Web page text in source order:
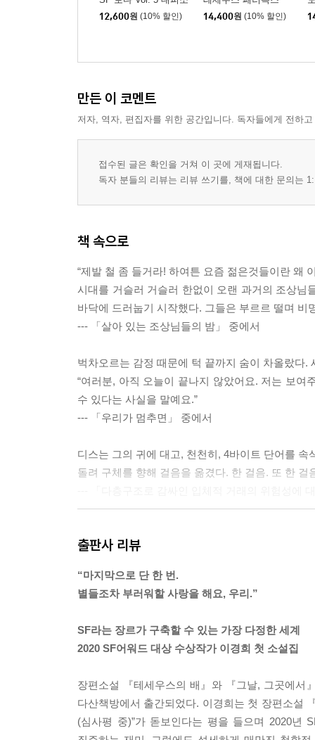
12,600원 (10% 할인) 14,400원 (10% 할인)
만든 이 코멘트
저자, 역자, 편집자를 위한 공간입니다. 독자들에게 전하
접수된 글은 확인을 거쳐 이 곳에 게재됩니다.
독자 분들의 리뷰는 리뷰 쓰기를, 책에 대한 문의는
책 속으로
“제발 철 좀 들거라! 하여튼 요즘 젊은것들이란 왜
시대를 거슬러 거슬러 한없이 오랜 과거의 조상님
바닥에 드러눕기 시작했다. 그들은 부르르 떨며 비
--- 「살아 있는 조상님들의 밤」 중에서
벅차오르는 감정 때문에 턱 끝까지 숨이 차올랐다
“여러분, 아직 오늘이 끝나지 않았어요. 저는 보
수 있다는 사실을 말예요.”
--- 「우리가 멈추면」 중에서
디스는 그의 귀에 대고, 천천히, 4바이트 단어를
돌려 구체를 향해 걸음을 옮겼다. 한 걸음. 또 한
므이가 되묻자, 제이는 조금 당황했다. 하고 싶은
“음…… 스스로가 스스로에게 내리는 명령?”
--- 「바벨의 도서관」 중에서
어쩔 수 없이 수진은 한나가 알려준 두 번째 기준
‘그다음으로 의심스러운 건 비인간적인 놈들. 어
--- 「신체강탈자의 침과 입」 중에서
안타깝지만 제가 말씀드릴 수 있는 건 여기까지
출판사 리뷰
“마지막으로 단 한 번.
별들조차 부러워할 사랑을 해요, 우리.”
SF라는 장르가 구축할 수 있는 가장 다정한 세계
2020 SF어워드 대상 수상작가 이경희 첫 소설집
장편소설 『테세우스의 배』와 『그날, 그곳에서
다산책방에서 출간되었다. 이경희는 첫 장편소설
(심사평 중)”가 돋보인다는 평을 들으며 2020년